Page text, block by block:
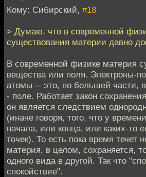
Кому: Сибирский, #18
> Думаю, что в современной
существования материи давно
В современной физике материя
вещества или поля. Электроны-
атомы -- это, по большей части,
- поле. Работает закон
он является следствием
(иначе говоря, того, что у
начала, или конца, или каких-то
точек). То есть пока время течет
материя, в целом, сохраняется,
одного вида в другой. Так что
спокойствие".